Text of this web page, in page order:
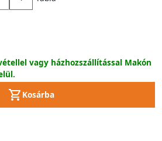
vagy házhozszállítással Makón
Kosárba